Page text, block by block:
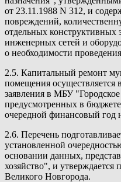
от 23.11.1988 N 312, и
повреждений,
отдельных
инженерных сетей и
о необходимости
2.5. Капитальный ремонт
помещения осуществляется
заявления в МБУ "Городское
предусмотренных в
очередной финансовый год
2.6. Перечень
установленной
основании данных,
хозяйство", и
Великого Новгорода.